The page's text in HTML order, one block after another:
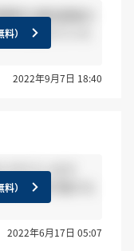
師の適性検査の
たら教えていた
）
2022年9月7日 18:40
れています
だ結果が届かな
）
2022年6月17日 05:07